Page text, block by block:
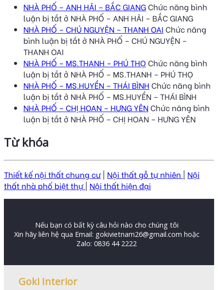
NHÀ PHỐ – ANH HẢI – BẮC GIANG Chức năng bình
luận bị tắtở NHÀ PHỐ – ANH HẢI – BẮC GIANG
NHÀ PHỐ – CHÚ NGUYỆN – THANH OAI Chức năng
bình luận bị tắtở NHÀ PHỐ – CHÚ NGUYỆN –
THANH OAI
NHÀ PHỐ – MS.THANH – PHÚ THỌ Chức năng bình
luận bị tắtở NHÀ PHỐ – MS.THANH – PHÚ THỌ
NHÀ PHỐ – MS.HUYỀN – THÁI BÌNH Chức năng bình
luận bị tắtở NHÀ PHỐ – MS.HUYỀN – THÁI BÌNH
NHÀ PHỐ – CHỊ HOAN – HƯNG YÊN Chức năng bình
luận bị tắtở NHÀ PHỐ – CHỊ HOAN – HƯNG YÊN
Từ khóa
Thiết kế nội thất chung cư| Nội thất gỗ tự nhiên | Nội
thất nhà phố biệt thự| Nội thất hiện đại
Nếu bạn có bất kỳ câu hỏi nào cho chúng tôi
Xin hãy liên hệ qua Email: gokivietnam26@gmail.com hoặc
Zalo: 0836 44 2222
Goki Interior